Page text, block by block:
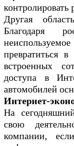
контролировать
Другая
Благодаря
превратиться
встроенных
доступа в
автомобилей
Интернет-
На
свою
компании,